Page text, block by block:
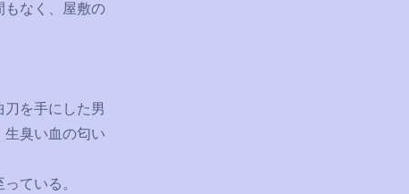
なく、屋敷の
を手にした男
生臭い血の匂い
ている。